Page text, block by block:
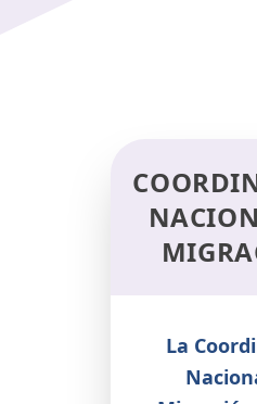
La